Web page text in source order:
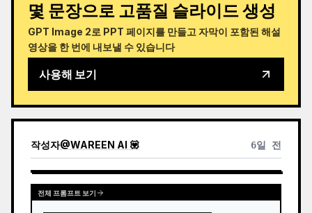
몇 문장으로 고품질 슬라이드 생성
GPT Image 2로 PPT 페이지를 만들고 자막이 포함된 해설
영상을 한 번에 내보낼 수 있습니다
사용해 보기
작성자@WAREEN AI 💟 6일 전
전체 프롬프트 보기